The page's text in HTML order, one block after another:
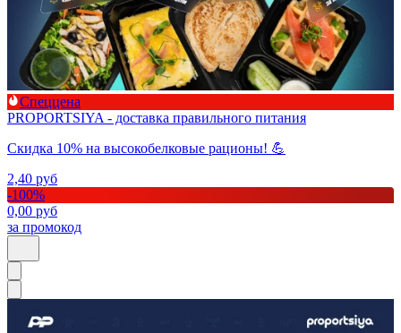
Спеццена
PROPORTSIYA - доставка правильного питания
Скидка 10% на высокобелковые рационы! 💪
2,40 руб
-100%
0,00 руб
за промокод